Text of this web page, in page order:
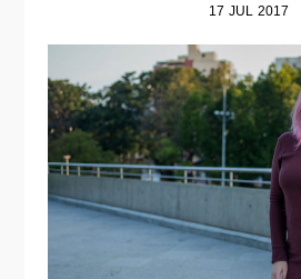
17 JUL 2017